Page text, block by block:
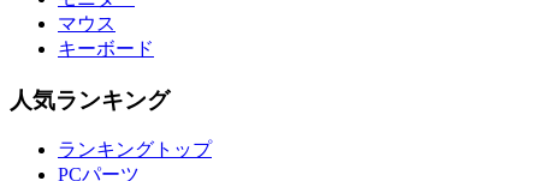
マウス
キーボード
人気ランキング
ランキングトップ
PCパーツ